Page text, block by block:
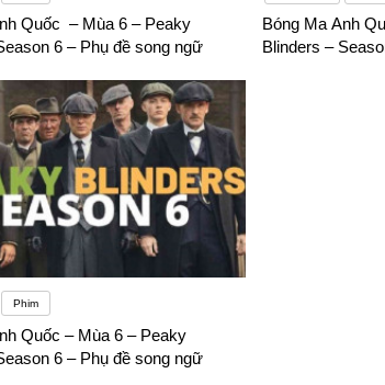
Quốc – Mùa 6 – Peaky
6 – Phụ đề song ngữ
Bóng Ma Anh
Blinders –
Phim
Quốc – Mùa 6 – Peaky
6 – Phụ đề song ngữ